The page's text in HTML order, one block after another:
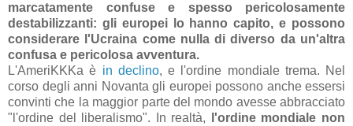
marcatamente confuse e spesso pericolosamente
destabilizzanti: gli europei lo hanno capito, e possono
considerare l'Ucraina come nulla di diverso da un'altra
confusa e pericolosa avventura.
L'AmeriKKKa è in declino, e l'ordine mondiale trema. Nel
corso degli anni Novanta gli europei possono anche essersi
convinti che la maggior parte del mondo avesse abbracciato
"l'ordine del liberalismo". In realtà,
l'ordine mondiale non